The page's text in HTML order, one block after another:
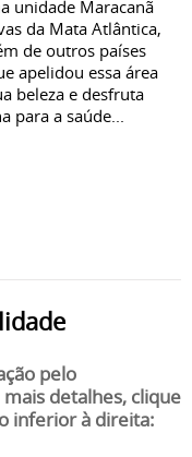
unidade Maracanã
da Mata Atlântica,
de outros países
apelidou essa área
beleza e desfruta
para a saúde...
pelo
detalhes, clique
inferior à direita: